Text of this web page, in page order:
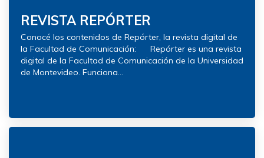
REVISTA REPÓRTER
Conocé los contenidos de Repórter, la revista digital de
la Facultad de Comunicación: Repórter es una revista
digital de la Facultad de Comunicación de la Universidad
de Montevideo. Funciona...